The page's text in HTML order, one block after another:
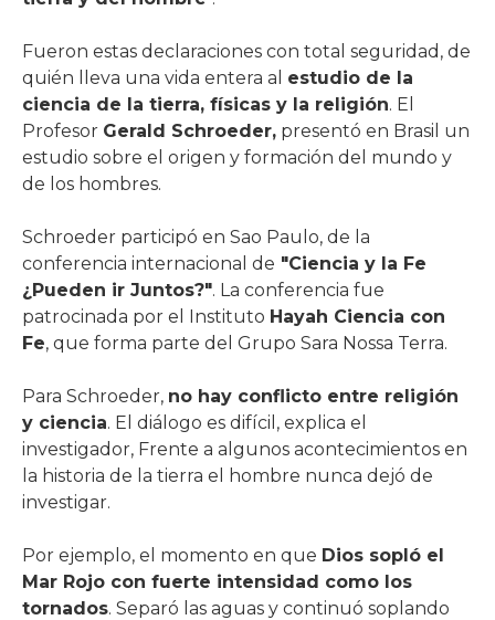
Fueron estas declaraciones con total seguridad, de
quién lleva una vida entera al estudio de la
ciencia de la tierra, físicas y la religión. El
Profesor Gerald Schroeder, presentó en Brasil un
estudio sobre el origen y formación del mundo y
de los hombres.
Schroeder participó en Sao Paulo, de la
conferencia internacional de "Ciencia y la Fe
¿Pueden ir Juntos?". La conferencia fue
patrocinada por el Instituto Hayah Ciencia con
Fe, que forma parte del Grupo Sara Nossa Terra.
Para Schroeder, no hay conflicto entre religión
y ciencia. El diálogo es difícil, explica el
investigador, Frente a algunos acontecimientos en
la historia de la tierra el hombre nunca dejó de
investigar.
Por ejemplo, el momento en que Dios sopló el
Mar Rojo con fuerte intensidad como los
tornados. Separó las aguas y continuó soplando